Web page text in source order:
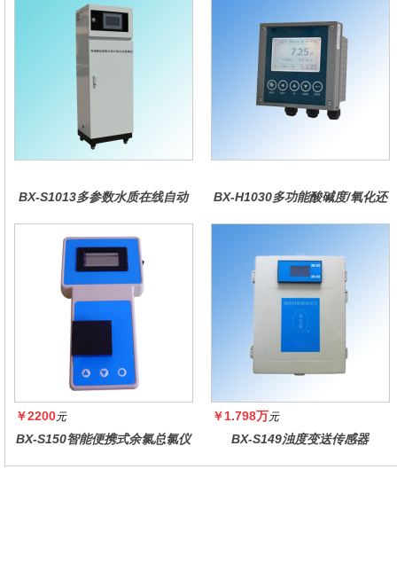
BX-S1013多参数水质在线自动
BX-H1030多功能酸碱度/氧化还
￥2200元
BX-S150智能便携式余氯总氯仪
￥1.798万元
BX-S149浊度变送传感器